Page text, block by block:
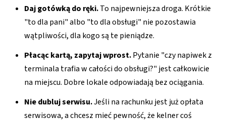
Daj gotówką do ręki.To najpewniejsza droga. Krótkie
"to dla pani" albo "to dla obsługi" nie pozostawia
wątpliwości, dla kogo są te pieniądze.
Płacąc kartą, zapytaj wprost.Pytanie "czy napiwek z
terminala trafia w całości do obsługi?" jest całkowicie
na miejscu. Dobre lokale odpowiadają bez ociągania.
Nie dubluj serwisu.Jeśli na rachunku jest już opłata
serwisowa, a chcesz mieć pewność, że kelner coś